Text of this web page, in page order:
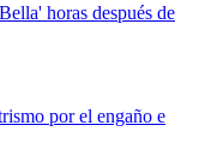
horas después de
por el engaño e